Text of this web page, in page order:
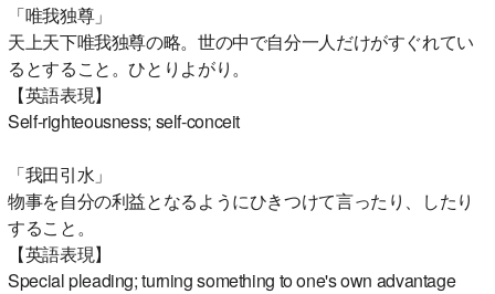
「唯我独尊」
天上天下唯我独尊の略。世の中で自分一人だけがすぐれてい
るとすること。ひとりよがり。
【英語表現】
Self-righteousness; self-conceit
「我田引水」
物事を自分の利益となるようにひきつけて言ったり、したり
すること。
【英語表現】
Special pleading; turning something to one's own advantage